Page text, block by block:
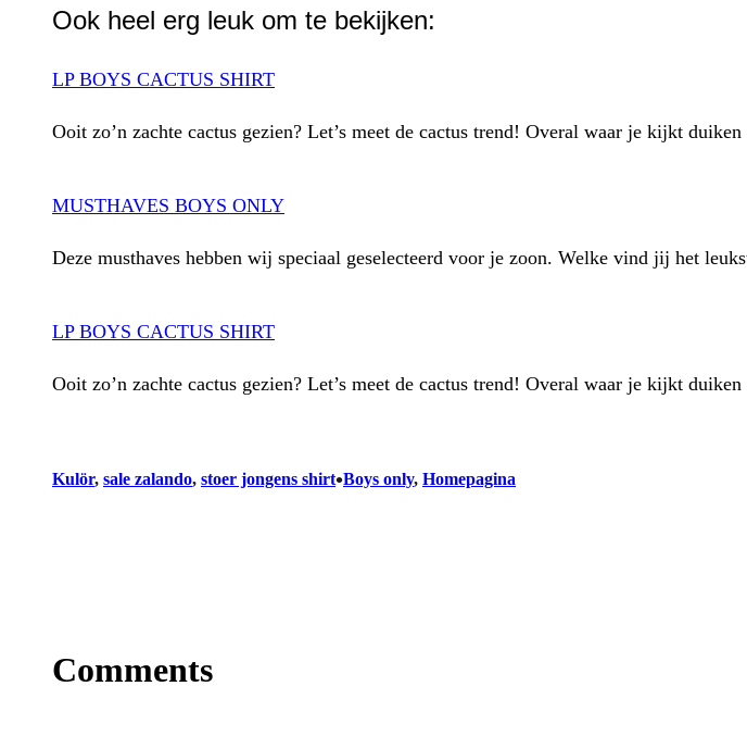
Ook heel erg leuk om te bekijken:
LP BOYS CACTUS SHIRT
Ooit zo’n zachte cactus gezien? Let’s meet de cactus trend! Overal waar je kijkt
MUSTHAVES BOYS ONLY
Deze musthaves hebben wij speciaal geselecteerd voor je zoon. Welke vind jij het
LP BOYS CACTUS SHIRT
Ooit zo’n zachte cactus gezien? Let’s meet de cactus trend! Overal waar je kijkt
Kulör, sale zalando, stoer jongens shirt•Boys only, Homepagina
Comments